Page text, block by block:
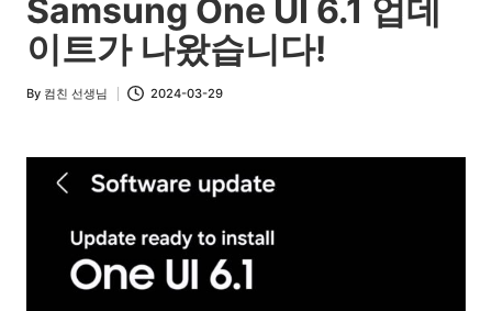
마
트
폰
을
게
Samsung One UI 6.1 업데
이트가 나왔습니다!
Posted
By 컴친 선생님 2024-03-29